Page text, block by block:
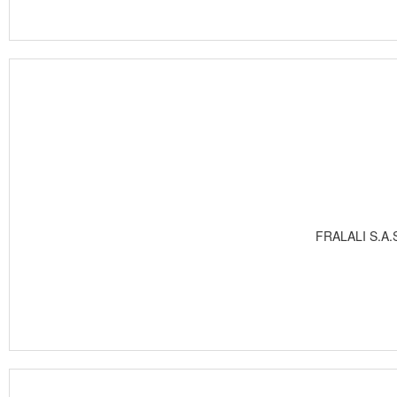
FRALALI